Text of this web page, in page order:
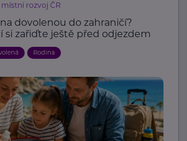
rozvoj ČR
dovolenou do zahraničí?
si zařiďte ještě před odjezdem
Rodina